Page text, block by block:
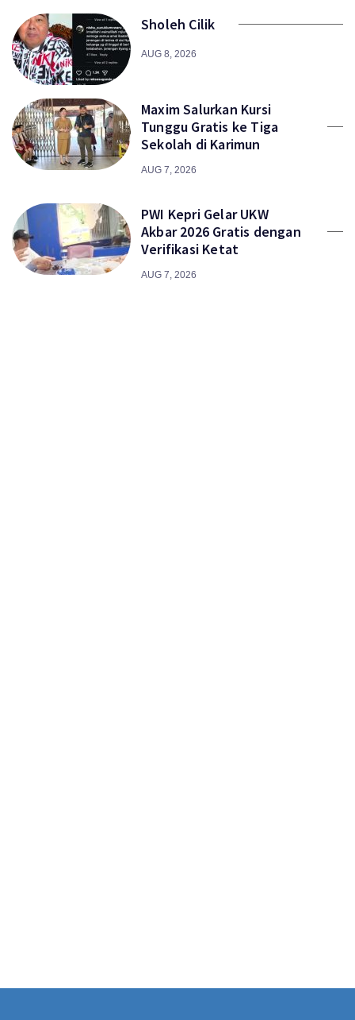
Sholeh Cilik
AUG 8, 2026
Maxim Salurkan Kursi
Tunggu Gratis ke Tiga
Sekolah di Karimun
AUG 7, 2026
PWI Kepri Gelar UKW
Akbar 2026 Gratis dengan
Verifikasi Ketat
AUG 7, 2026